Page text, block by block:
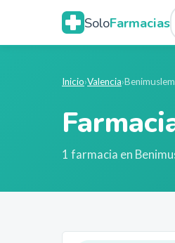
SoloFarmacias
Inicio›Valencia›Benimuslem
1 farmacia en